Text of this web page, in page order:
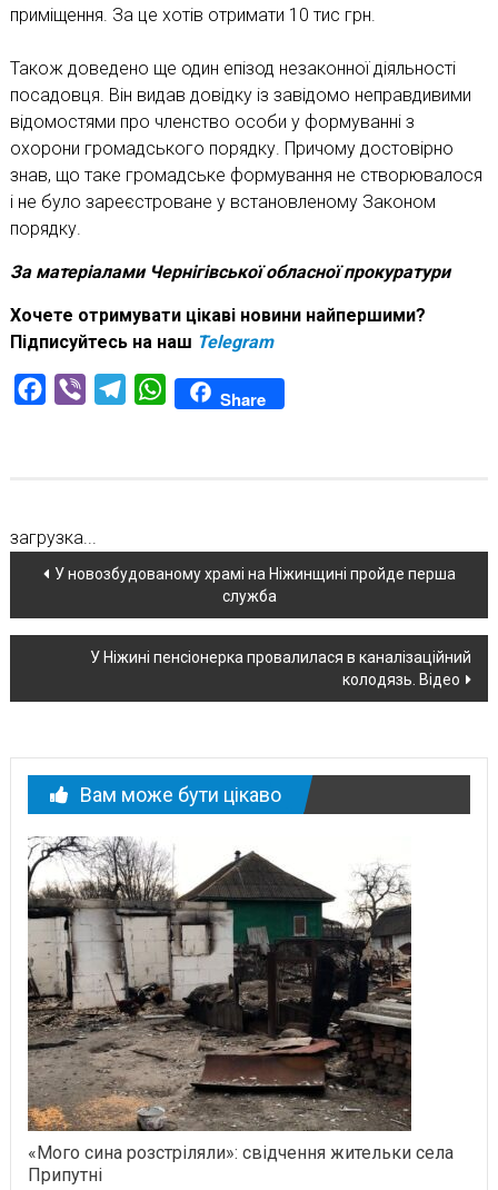
приміщення. За це хотів отримати 10 тис грн.
Також доведено ще один епізод незаконної діяльності
посадовця. Він видав довідку із завідомо неправдивими
відомостями про членство особи у формуванні з
охорони громадського порядку. Причому достовірно
знав, що таке громадське формування не створювалося
і не було зареєстроване у встановленому Законом
порядку.
За матеріалами Чернігівської обласної прокуратури
Хочете отримувати цікаві новини найпершими?
Підписуйтесь на наш Telegram
Facebook
Viber TelegramWhatsAppShare
загрузка...
Навігація
по
новині
У новозбудованому храмі на Ніжинщині пройде перша
служба
У Ніжині пенсіонерка провалилася в каналізаційний
колодязь. Відео
Вам може бути цікаво
«Мого сина розстріляли»: свідчення жительки села
Припутні